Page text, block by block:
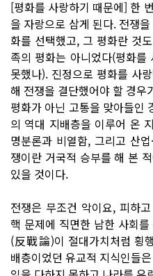
[평화를 사랑하기 때문에] 한
을 자랑으로 삼게 된다. 전쟁
화를 선택했고, 그 평화란 것
족의 평화는 아니었다(평화
못했나). 진정으로 평화를 사
해 전쟁을 결단했어야 할 경우
평화가 아닌 고통을 맞아들인
의 역대 지배층을 이루어 온
명분론과 비열함, 그리고 산
쟁이란 거국적 승부를 해 본
있을 것이다.
전쟁은 무조건 악이요, 피하
핵 문제에 직면한 남한 사회
(反戰論)이 절대가치처럼 횡
배층이었던 유교적 지식인들